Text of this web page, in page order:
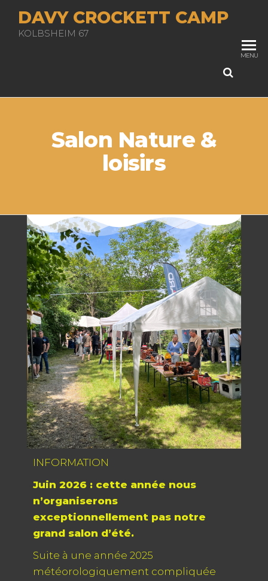
DAVY CROCKETT CAMP
KOLBSHEIM 67
MENU
Salon Nature &
loisirs
;
;
;
;
;
;
;
;
;
INFORMATION
Juin 2026 : cette année nous
n’organiserons
exceptionnellement pas notre
grand salon d’été.
Suite à une année 2025
météorologiquement compliquée